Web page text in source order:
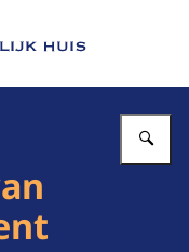
Koninklijk Huis